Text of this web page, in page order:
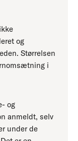
og
Størrelsen
i
og
anmeldt, selv
under de